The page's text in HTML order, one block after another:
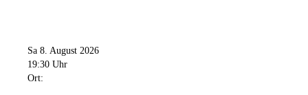
Sa 8. August 2026
19:30 Uhr
Ort: